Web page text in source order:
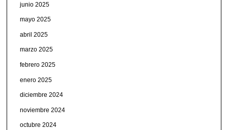
junio 2025
mayo 2025
abril 2025
marzo 2025
febrero 2025
enero 2025
diciembre 2024
noviembre 2024
octubre 2024